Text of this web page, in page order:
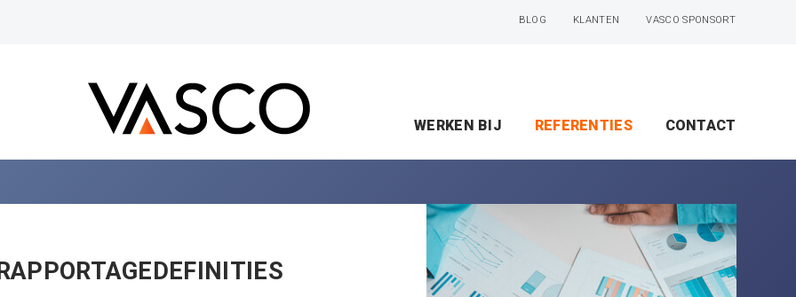
WERKEN BIJ REFERENTIES CONTACT
BLOG KLANTEN VASCO SPONSORT